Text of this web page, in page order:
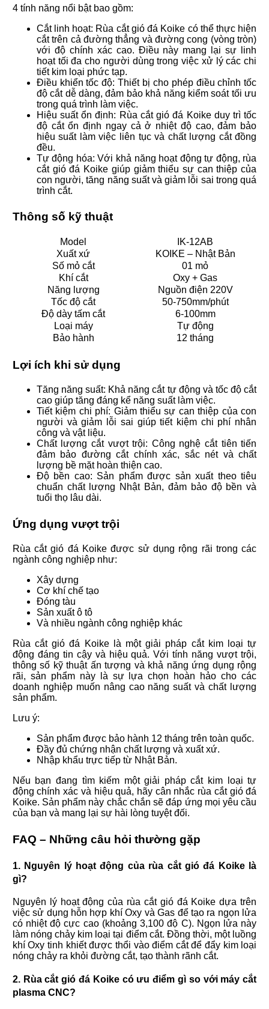
4 tính năng nổi bật bao gồm:
Cắt linh hoạt: Rùa cắt gió đá Koike có thể thực hiện
cắt trên cả đường thẳng và đường cong (vòng tròn)
với độ chính xác cao. Điều này mang lại sự linh
hoạt tối đa cho người dùng trong việc xử lý các chi
tiết kim loại phức tạp.
Điều khiển tốc độ: Thiết bị cho phép điều chỉnh tốc
độ cắt dễ dàng, đảm bảo khả năng kiểm soát tối ưu
trong quá trình làm việc.
Hiệu suất ổn định: Rùa cắt gió đá Koike duy trì tốc
độ cắt ổn định ngay cả ở nhiệt độ cao, đảm bảo
hiệu suất làm việc liên tục và chất lượng cắt đồng
đều.
Tự động hóa: Với khả năng hoạt động tự động, rùa
cắt gió đá Koike giúp giảm thiểu sự can thiệp của
con người, tăng năng suất và giảm lỗi sai trong quá
trình cắt.
Thông số kỹ thuật
Model
IK-12AB
Xuất xứ
KOIKE – Nhật Bản
Số mỏ cắt
01 mỏ
Khí cắt
Oxy + Gas
Năng lượng
Nguồn điện 220V
Tốc độ cắt
50-750mm/phút
Độ dày tấm cắt
6-100mm
Loại máy
Tự động
Bảo hành
12 tháng
Lợi ích khi sử dụng
Tăng năng suất: Khả năng cắt tự động và tốc độ cắt
cao giúp tăng đáng kể năng suất làm việc.
Tiết kiệm chi phí: Giảm thiểu sự can thiệp của con
người và giảm lỗi sai giúp tiết kiệm chi phí nhân
công và vật liệu.
Chất lượng cắt vượt trội: Công nghệ cắt tiên tiến
đảm bảo đường cắt chính xác, sắc nét và chất
lượng bề mặt hoàn thiện cao.
Độ bền cao: Sản phẩm được sản xuất theo tiêu
chuẩn chất lượng Nhật Bản, đảm bảo độ bền và
tuổi thọ lâu dài.
Ứng dụng vượt trội
Rùa cắt gió đá Koike được sử dụng rộng rãi trong các
ngành công nghiệp như:
Xây dựng
Cơ khí chế tạo
Đóng tàu
Sản xuất ô tô
Và nhiều ngành công nghiệp khác
Rùa cắt gió đá Koike là một giải pháp cắt kim loại tự
động đáng tin cậy và hiệu quả. Với tính năng vượt trội,
thông số kỹ thuật ấn tượng và khả năng ứng dụng rộng
rãi, sản phẩm này là sự lựa chọn hoàn hảo cho các
doanh nghiệp muốn nâng cao năng suất và chất lượng
sản phẩm.
Lưu ý:
Sản phẩm được bảo hành 12 tháng trên toàn quốc.
Đầy đủ chứng nhận chất lượng và xuất xứ.
Nhập khẩu trực tiếp từ Nhật Bản.
Nếu bạn đang tìm kiếm một giải pháp cắt kim loại tự
động chính xác và hiệu quả, hãy cân nhắc rùa cắt gió đá
Koike. Sản phẩm này chắc chắn sẽ đáp ứng mọi yêu cầu
của bạn và mang lại sự hài lòng tuyệt đối.
FAQ – Những câu hỏi thường gặp
1. Nguyên lý hoạt động của rùa cắt gió đá Koike là
gì?
Nguyên lý hoạt động của rùa cắt gió đá Koike dựa trên
việc sử dụng hỗn hợp khí Oxy và Gas để tạo ra ngọn lửa
có nhiệt độ cực cao (khoảng 3,100 độ C). Ngọn lửa này
làm nóng chảy kim loại tại điểm cắt. Đồng thời, một luồng
khí Oxy tinh khiết được thổi vào điểm cắt để đẩy kim loại
nóng chảy ra khỏi đường cắt, tạo thành rãnh cắt.
2. Rùa cắt gió đá Koike có ưu điểm gì so với máy cắt
plasma CNC?